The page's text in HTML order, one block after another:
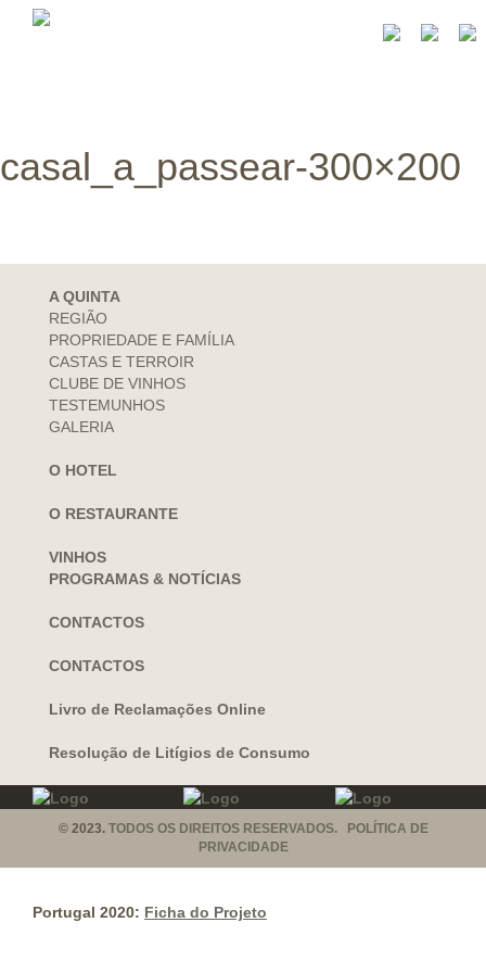
casal_a_passear-300×200
A QUINTA
REGIÃO
PROPRIEDADE E FAMÍLIA
CASTAS E TERROIR
CLUBE DE VINHOS
TESTEMUNHOS
GALERIA
O HOTEL
O RESTAURANTE
VINHOS
PROGRAMAS & NOTÍCIAS
CONTACTOS
CONTACTOS
Livro de Reclamações Online
Resolução de Litígios de Consumo
© 2023. TODOS OS DIREITOS RESERVADOS. POLÍTICA DE
PRIVACIDADE
Portugal 2020: Ficha do Projeto